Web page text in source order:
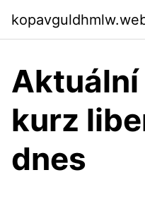
Aktuální
kurz
dnes